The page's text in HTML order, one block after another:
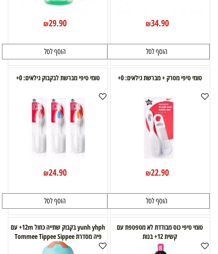
₪34.90
הוסף לסל
₪29.90
הוסף לסל
טומי טיפי מסרק + מברשת גילאים: 0+
₪22.90
הוסף לסל
טומי טיפי מברשת לבקבוק גילאים: 0+
₪24.90
הוסף לסל
טומי טיפי כוס מבודדת לא מטפטפת עם
קשית 12+ בנות
yunh yhph בקבוק שתייה כחול 12m+ עם
פיה מסדרת Tommee Tippee Sippee